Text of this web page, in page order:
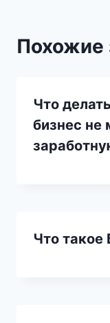
Похожие
Что
бизнес не
Что такое